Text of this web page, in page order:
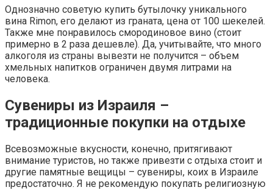
Однозначно советую купить бутылочку уникального
вина Rimon, его делают из граната, цена от 100 шекелей.
Также мне понравилось смородиновое вино (стоит
примерно в 2 раза дешевле). Да, учитывайте, что много
алкоголя из страны вывезти не получится – объем
хмельных напитков ограничен двумя литрами на
человека.
Сувениры из Израиля –
традиционные покупки на отдыхе
Всевозможные вкусности, конечно, притягивают
внимание туристов, но также привезти с отдыха стоит и
другие памятные вещицы – сувениры, коих в Израиле
предостаточно. Я не рекомендую покупать религиозную